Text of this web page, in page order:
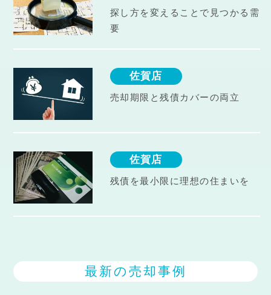
探し方を変えることで見つかる需
要
佐賀店
売却期限と残債カバーの両立
佐賀店
残債を最小限に理想の住まいを
最新の売却事例